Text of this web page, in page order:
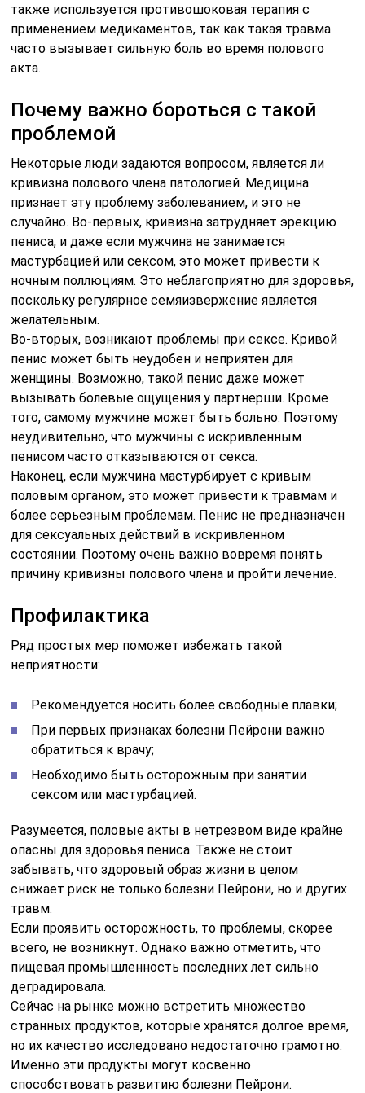
также используется противошоковая терапия с
применением медикаментов, так как такая травма
часто вызывает сильную боль во время полового
акта.
Почему важно бороться с такой
проблемой
Некоторые люди задаются вопросом, является ли
кривизна полового члена патологией. Медицина
признает эту проблему заболеванием, и это не
случайно. Во-первых, кривизна затрудняет эрекцию
пениса, и даже если мужчина не занимается
мастурбацией или сексом, это может привести к
ночным поллюциям. Это неблагоприятно для здоровья,
поскольку регулярное семяизвержение является
желательным.
Во-вторых, возникают проблемы при сексе. Кривой
пенис может быть неудобен и неприятен для
женщины. Возможно, такой пенис даже может
вызывать болевые ощущения у партнерши. Кроме
того, самому мужчине может быть больно. Поэтому
неудивительно, что мужчины с искривленным
пенисом часто отказываются от секса.
Наконец, если мужчина мастурбирует с кривым
половым органом, это может привести к травмам и
более серьезным проблемам. Пенис не предназначен
для сексуальных действий в искривленном
состоянии. Поэтому очень важно вовремя понять
причину кривизны полового члена и пройти лечение.
Профилактика
Ряд простых мер поможет избежать такой
неприятности:
Рекомендуется носить более свободные плавки;
При первых признаках болезни Пейрони важно
обратиться к врачу;
Необходимо быть осторожным при занятии
сексом или мастурбацией.
Разумеется, половые акты в нетрезвом виде крайне
опасны для здоровья пениса. Также не стоит
забывать, что здоровый образ жизни в целом
снижает риск не только болезни Пейрони, но и других
травм.
Если проявить осторожность, то проблемы, скорее
всего, не возникнут. Однако важно отметить, что
пищевая промышленность последних лет сильно
деградировала.
Сейчас на рынке можно встретить множество
странных продуктов, которые хранятся долгое время,
но их качество исследовано недостаточно грамотно.
Именно эти продукты могут косвенно
способствовать развитию болезни Пейрони.